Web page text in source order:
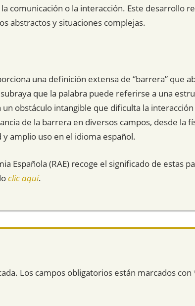
comunicación o la interacción. Este desarrollo
abstractos y situaciones complejas.
una definición extensa de “barrera” que
que la palabra puede referirse a una
obstáculo intangible que dificulta la interacción
de la barrera en diversos campos, desde la
amplio uso en el idioma español.
Española (RAE) recoge el significado de estas
clic aquí.
Los campos obligatorios están marcados con